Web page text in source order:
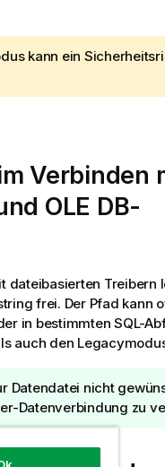
kann ein
Verbinden
OLE DB-
dateibasierten Treibern
frei. Der Pfad kann
in bestimmten SQL-
auch den
Datendatei nicht
Datenverbindung zu